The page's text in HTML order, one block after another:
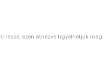
része, ezen átnézve figyelhetjük meg